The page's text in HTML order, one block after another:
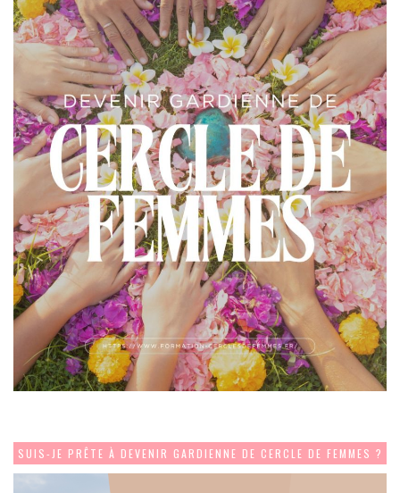
SUIS-JE PRÊTE À DEVENIR GARDIENNE DE CERCLE DE FEMMES ?